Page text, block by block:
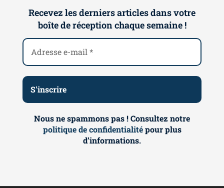
Recevez les derniers articles dans votre
boîte de réception chaque semaine !
Nous ne spammons pas ! Consultez notre
politique de confidentialitépour plus
d’informations.